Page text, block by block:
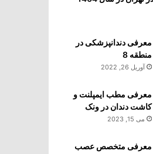
معرفی دندانپزشکی در
منطقه 8
آوریل 26, 2022
معرفی مطب ایمپلنت و
کاشت دندان در ونک
می 15, 2023
معرفی متخصص عصب